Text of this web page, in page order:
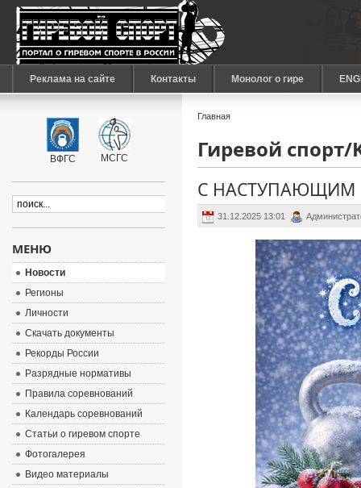
Реклама на сайте Контакты Монолог о гире
Главная
Гиревой
С НАСТУПАЮЩИМ
31.12.2025 13:01
ВФГС МСГС
МЕНЮ
Новости
Регионы
Личности
Скачать документы
Рекорды России
Разрядные нормативы
Правила соревнований
Календарь соревнований
Статьи о гиревом спорте
Фотогалерея
Видео материалы